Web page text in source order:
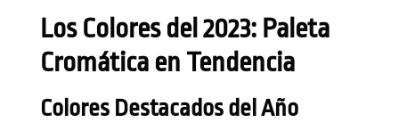
Los Colores del 2023: Paleta
Cromática en Tendencia
Colores Destacados del Año